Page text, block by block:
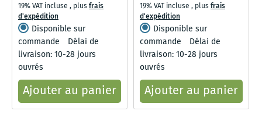
19% VAT incluse , plusfrais
d'expédition
Disponible sur
commande
Délai de
livraison: 10-28 jours
ouvrés
Ajouter au panier
19% VAT incluse , plusfrais
d'expédition
Disponible sur
commande
Délai de
livraison: 10-28 jours
ouvrés
Ajouter au panier